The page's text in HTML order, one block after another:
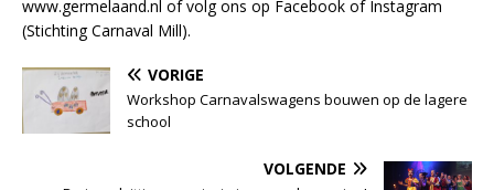
www.germelaand.nl of volg ons op Facebook of Instagram
(Stichting Carnaval Mill).
VORIGE
Workshop Carnavalswagens bouwen op de lagere
school
VOLGENDE